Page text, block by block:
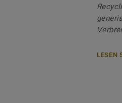
LESEN